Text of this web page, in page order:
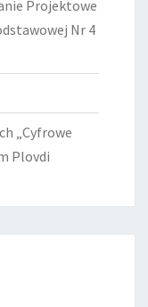
Projektowe
Nr 4
„Cyfrowe
Plovdi